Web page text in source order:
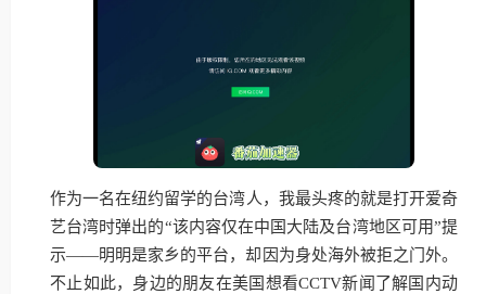
作为一名在纽约留学的台湾人，我最头疼的就是打开爱奇
艺台湾时弹出的“该内容仅在中国大陆及台湾地区可用”提
示——明明是家乡的平台，却因为身处海外被拒之门外。
不止如此，身边的朋友在美国想看CCTV新闻了解国内动